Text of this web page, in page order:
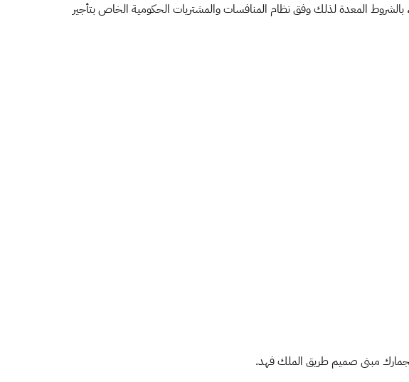
بالشروط المعدة لذلك وفق نظام المنافسات والمشتريات الحكومية الخاص بتأجير
والجمارك مبنى صميم طريق الملك فهد.